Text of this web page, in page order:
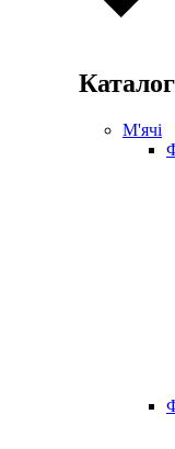
Каталог
М'ячі